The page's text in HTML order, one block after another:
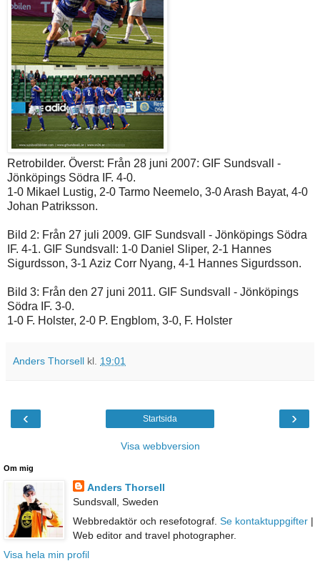
Retrobilder. Överst: Från 28 juni 2007: GIF Sundsvall -
Jönköpings Södra IF. 4-0.
1-0 Mikael Lustig, 2-0 Tarmo Neemelo, 3-0 Arash Bayat, 4-0
Johan Patriksson.
Bild 2: Från 27 juli 2009. GIF Sundsvall - Jönköpings Södra
IF. 4-1. GIF Sundsvall: 1-0 Daniel Sliper, 2-1 Hannes
Sigurdsson, 3-1 Aziz Corr Nyang, 4-1 Hannes Sigurdsson.
Bild 3: Från den 27 juni 2011. GIF Sundsvall - Jönköpings
Södra IF. 3-0.
1-0 F. Holster, 2-0 P. Engblom, 3-0, F. Holster
Anders Thorsell kl. 19:01
‹ ›
Startsida
Visa webbversion
Om mig
Anders Thorsell
Sundsvall, Sweden
Webbredaktör och resefotograf. Se kontaktuppgifter|
Web editor and travel photographer.
Visa hela min profil